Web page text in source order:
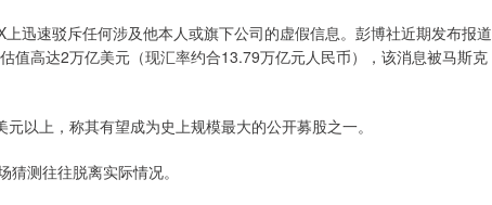
迅速驳斥任何涉及他本人或旗下公司的虚假信息。彭博社近期发布报道
值高达2万亿美元（现汇率约合13.79万亿元人民币），该消息被马斯克
以上，称其有望成为史上规模最大的公开募股之一。
测往往脱离实际情况。